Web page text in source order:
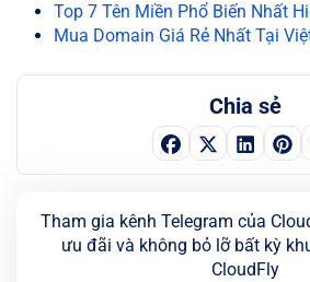
Top 7 Tên Miền Phổ Biến Nhất
Mua Domain Giá Rẻ Nhất Tại
Chia sẻ
Tham gia kênh Telegram của
ưu đãi và không bỏ lỡ bất kỳ
CloudFly